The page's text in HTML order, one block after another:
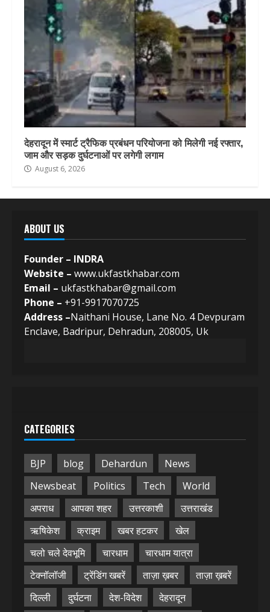
देहरादून में स्मार्ट ट्रैफिक प्रबंधन परियोजना को मिलेगी नई रफ्तार,
जाम और सड़क दुर्घटनाओं पर लगेगी लगाम
August 6, 2026
ABOUT US
Founder – INDRA
Website – www.ukfastkhabar.com
Email – ukfastkhabar@gmail.com
Phone – +91-9917070725
Address –Naithani House, Lane No. 4 Devpuram
Enclave, Badripur, Dehradun, 208005, Uk
CATEGORIES
BJP blog Dehardun
News
Newsbeat
Politics Tech
World
अपराध
आपका शहर उत्तरकाशी
उत्तराखंड
ऋषिकेश
क्राइम खबर हटकर
खेल
चलो चले देवभूमि
चारधाम
चारधाम यात्रा
टेक्नॉलॉजी
ट्रेंडिंग खबरें ताज़ा ख़बर
ताज़ा ख़बरें
दिल्ली
दुर्घटना देश-विदेश
देहरादून